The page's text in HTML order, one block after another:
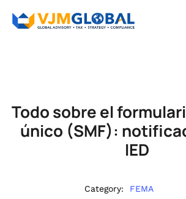
Todo sobre el
único (SMF):
IED
Category:
FEMA